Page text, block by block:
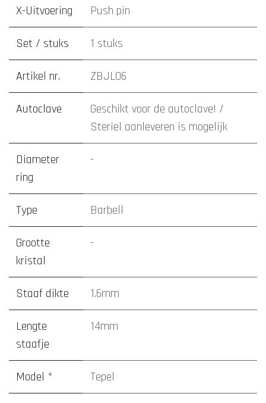
X-Uitvoering Push pin
Set / stuks 1 stuks
Artikel nr. ZBJL06
Autoclave
Geschikt voor de autoclave! /
Steriel aanleveren is mogelijk
Diameter
ring
-
Type Barbell
Grootte
kristal
-
Staaf dikte 1.6mm
Lengte
staafje
14mm
Model * Tepel